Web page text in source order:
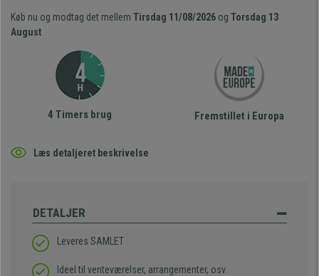
Køb nu og modtag det mellem Tirsdag 11/08/2026 og Torsdag 13
August
4 Timers brug Fremstillet i Europa
Læs detaljeret beskrivelse
DETALJER
Leveres SAMLET
Ideel til venteværelser, arrangementer, osv.